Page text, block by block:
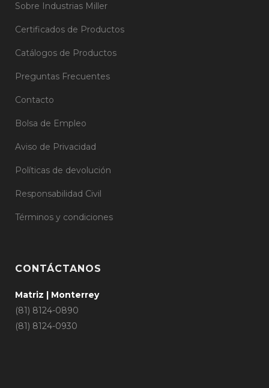
Sobre Industrias Miller
Certificados de Productos
Catálogos de Productos
Preguntas Frecuentes
Contacto
Bolsa de Empleo
Aviso de Privacidad
Políticas de devolución
Responsabilidad Civil
Términos y condiciones
CONTÁCTANOS
Matriz | Monterrey
(81) 8124-0890
(81) 8124-0930